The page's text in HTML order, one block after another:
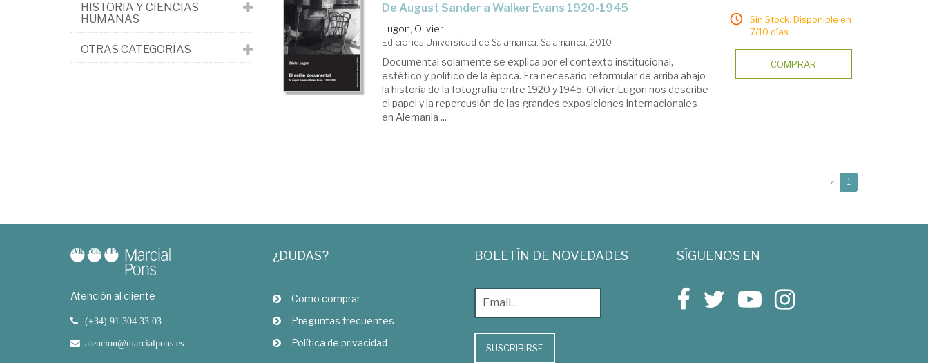
de August Sander a Walker Evans 1920-1945
Lugon, Olivier
Ediciones Universidad de Salamanca. Salamanca, 2010
Documental solamente se explica por el contexto institucional,
estético y político de la época. Era necesario reformular de arriba abajo
la historia de la fotografía entre 1920 y 1945. Olivier Lugon nos describe
el papel y la repercusión de las grandes exposiciones internacionales
en Alemania ...
Sin Stock. Disponible en
7/10 días.
COMPRAR
« 1
HISTORIA Y CIENCIAS
HUMANAS
OTRAS CATEGORÍAS
Atención al cliente
(+34) 91 304 33 03
atencion@marcialpons.es
¿DUDAS?
Como comprar
Preguntas frecuentes
Política de privacidad
BOLETÍN DE NOVEDADES
SUSCRIBIRSE
SÍGUENOS EN